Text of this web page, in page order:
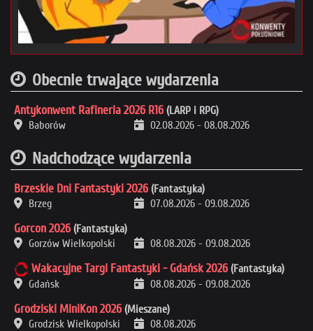
Obecnie trwające wydarzenia
Antykonwent Rafineria 2026 R16 (LARP i RPG)
Baborów
02.08.2026 - 08.08.2026
Nadchodzące wydarzenia
Brzeskie Dni Fantastyki 2026 (Fantastyka)
Brzeg
07.08.2026 - 09.08.2026
Gorcon 2026 (Fantastyka)
Gorzów Wielkopolski
08.08.2026 - 09.08.2026
Wakacyjne Targi Fantastyki - Gdańsk 2026 (Fantastyka)
Gdańsk
08.08.2026 - 09.08.2026
Grodziski MiniKon 2026 (Mieszane)
Grodzisk Wielkopolski
08.08.2026